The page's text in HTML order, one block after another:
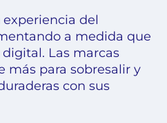
del
a medida que
Las marcas
más para sobresalir y
con sus